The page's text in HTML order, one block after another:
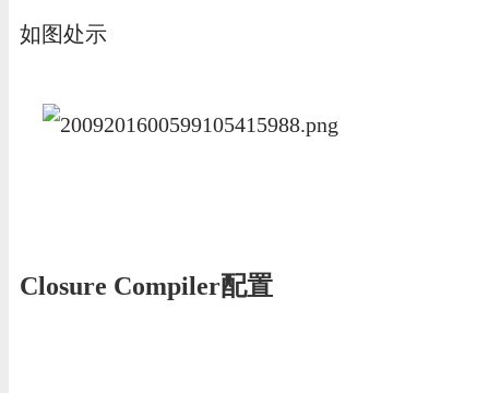
如图处示
Closure Compiler配置